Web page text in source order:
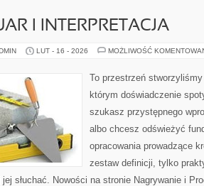
I INTERPRETACJA
LUT - 16 - 2026 MOŻLIWOŚĆ
To przestrzeń
którym doświadczenie
szukasz przystępnego
albo chcesz odświeżyć
opracowania prowadzące
zestaw definicji, tylko
słuchać. Nowości na stronie Nagrywanie i